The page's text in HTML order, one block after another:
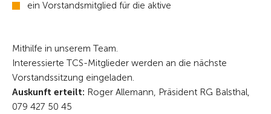
ein Vorstandsmitglied für die aktive
Mithilfe in unserem Team.
Interessierte TCS-Mitglieder werden an die nächste
Vorstandssitzung eingeladen.
Auskunft erteilt: Roger Allemann, Präsident RG Balsthal,
079 427 50 45